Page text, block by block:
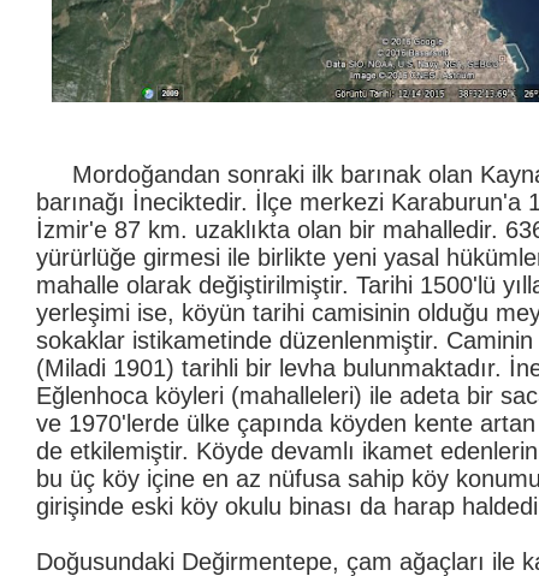
Mordoğandan sonraki ilk barınak olan
barınağı İneciktedir. İlçe merkezi Karaburun'a
İzmir'e 87 km. uzaklıkta olan bir mahalledir.
yürürlüğe girmesi ile birlikte yeni yasal
mahalle olarak değiştirilmiştir. Tarihi 1500'lü
yerleşimi ise, köyün tarihi camisinin olduğu
sokaklar istikametinde düzenlenmiştir.
(Miladi 1901) tarihli bir levha bulunmaktadır.
Eğlenhoca köyleri (mahalleleri) ile adeta bir
ve 1970'lerde ülke çapında köyden kente
de etkilemiştir. Köyde devamlı ikamet
bu üç köy içine en az nüfusa sahip köy
girişinde eski köy okulu binası da harap
Doğusundaki Değirmentepe, çam ağaçları ile